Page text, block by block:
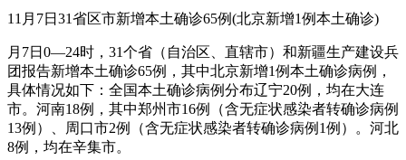
11月7日31省区市新增本土确诊65例(北京新增1例本土确诊)
月7日0—24时，31个省（自治区、直辖市）和新疆生产建设兵
团报告新增本土确诊65例，其中北京新增1例本土确诊病例，
具体情况如下：全国本土确诊病例分布辽宁20例，均在大连
市。河南18例，其中郑州市16例（含无症状感染者转确诊病例
13例）、周口市2例（含无症状感染者转确诊病例1例）。河北
8例，均在辛集市。